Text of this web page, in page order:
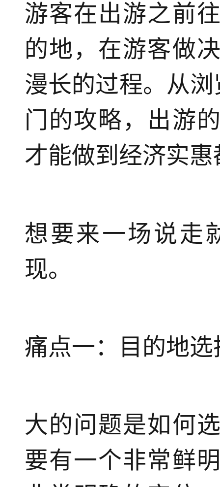
游客在出游之前
的地，在游客做
漫长的过程。从
门的攻略，出游
才能做到经济实
想要来一场说走
现。
痛点一：目的地
大的问题是如何
要有一个非常鲜